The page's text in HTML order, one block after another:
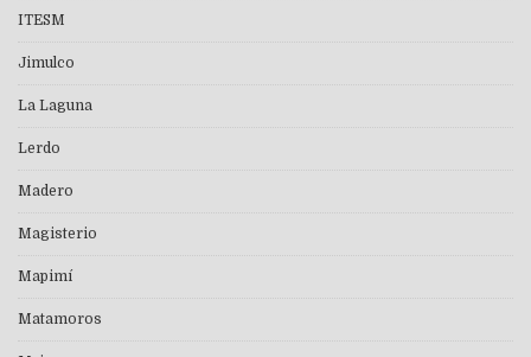
ITESM
Jimulco
La Laguna
Lerdo
Madero
Magisterio
Mapimí
Matamoros